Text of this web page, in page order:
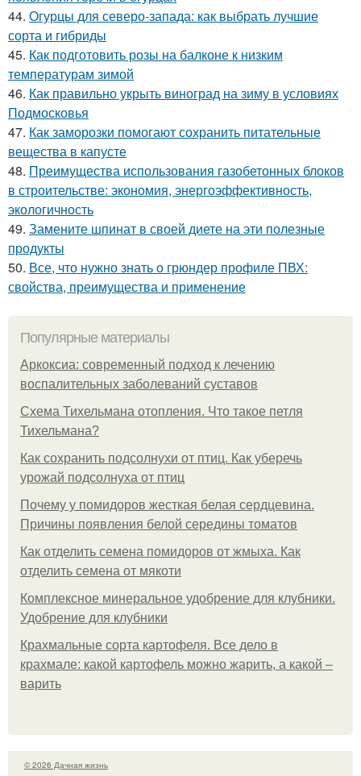
44. Огурцы для северо-запада: как выбрать лучшие
сорта и гибриды
45. Как подготовить розы на балконе к низким
температурам зимой
46. Как правильно укрыть виноград на зиму в условиях
Подмосковья
47. Как заморозки помогают сохранить питательные
вещества в капусте
48. Преимущества использования газобетонных блоков
в строительстве: экономия, энергоэффективность,
экологичность
49. Замените шпинат в своей диете на эти полезные
продукты
50. Все, что нужно знать о грюндер профиле ПВХ:
свойства, преимущества и применение
Популярные материалы
Аркоксиа: современный подход к лечению
воспалительных заболеваний суставов
Схема Тихельмана отопления. Что такое петля
Тихельмана?
Как сохранить подсолнухи от птиц. Как уберечь
урожай подсолнуха от птиц
Почему у помидоров жесткая белая сердцевина.
Причины появления белой середины томатов
Как отделить семена помидоров от жмыха. Как
отделить семена от мякоти
Комплексное минеральное удобрение для клубники.
Удобрение для клубники
Крахмальные сорта картофеля. Все дело в
крахмале: какой картофель можно жарить, а какой –
варить
© 2026 Дачная жизнь